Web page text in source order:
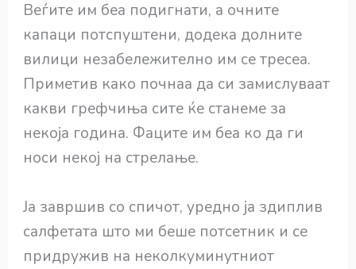
Веѓите им беа подигнати, а очните
капаци потспуштени, додека долните
вилици незабележително им се тресеа.
Приметив како почнаа да си замислуваат
какви грефчиња сите ќе станеме за
некоја година. Фаците им беа ко да ги
носи некој на стрелање.
Ја завршив со спичот, уредно ја здиплив
салфетата што ми беше потсетник и се
придружив на неколкуминутниот